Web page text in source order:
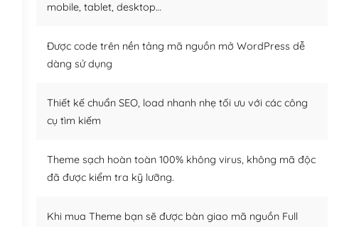
mobile, tablet, desktop…
Được code trên nền tảng mã nguồn mở WordPress dễ
dàng sử dụng
Thiết kế chuẩn SEO, load nhanh nhẹ tối ưu với các công
cụ tìm kiếm
Theme sạch hoàn toàn 100% không virus, không mã độc
đã được kiểm tra kỹ lưỡng.
Khi mua Theme bạn sẽ được bàn giao mã nguồn Full